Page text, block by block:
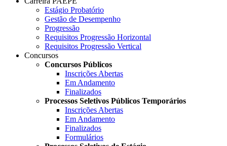
Estágio Probatório
Gestão de Desempenho
Progressão
Requisitos Progressão Horizontal
Requisitos Progressão Vertical
Concursos
Concursos Públicos
Inscrições Abertas
Em Andamento
Finalizados
Processos Seletivos Públicos Temporários
Inscrições Abertas
Em Andamento
Finalizados
Formulários